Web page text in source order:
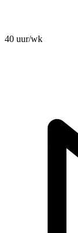
40 uur/wk